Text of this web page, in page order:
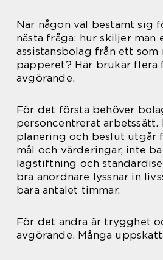
När någon väl bestämt sig
nästa fråga: hur skiljer man
assistansbolag från ett som
papperet? Här brukar flera
avgörande.
För det första behöver
personcentrerat arbetssätt.
planering och beslut utgår
mål och värderingar, inte
lagstiftning och
bra anordnare lyssnar in
bara antalet timmar.
För det andra är trygghet
avgörande. Många